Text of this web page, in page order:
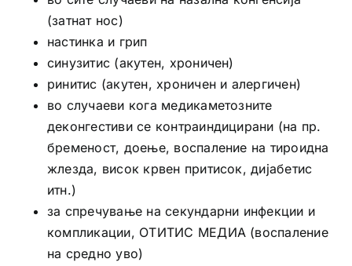
(затнат нос)
настинка и грип
синузитис (акутен, хроничен)
ринитис (акутен, хроничен и алергичен)
во случаеви кога медикаметозните
деконгестиви се контраиндицирани (на пр.
бременост, доење, воспаление на тироидна
жлезда, висок крвен притисок, дијабетис
итн.)
за спречување на секундарни инфекции и
компликации, ОТИТИС МЕДИА (воспаление
на средно уво)